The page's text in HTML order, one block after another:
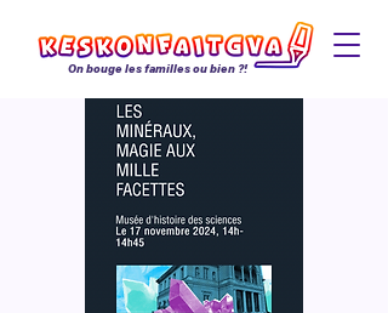
On bouge les familles ou bien ?!